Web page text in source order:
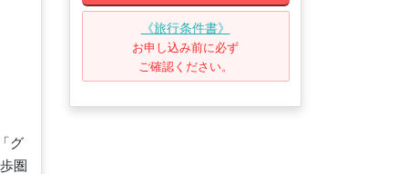
グ
圏
《旅行条件書》
お申し込み前に必ず
ご確認ください。